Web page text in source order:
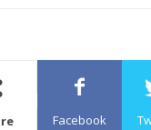
Facebook